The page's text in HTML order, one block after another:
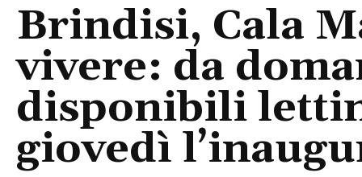
Brindisi, Cala
vivere: da
disponibili
giovedì